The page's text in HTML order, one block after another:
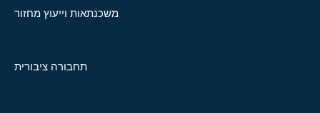
משכנתאות וייעוץ מחזור
תחבורה ציבורית